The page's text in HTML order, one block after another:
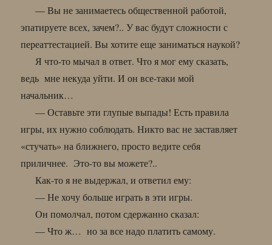
— Вы не занимаетесь общественной работой,
эпатируете всех, зачем?.. У вас будут сложности с
переаттестацией. Вы хотите еще заниматься наукой?
Я что-то мычал в ответ. Что я мог ему сказать,
ведь мне некуда уйти. И он все-таки мой
начальник…
— Оставьте эти глупые выпады! Есть правила
игры, их нужно соблюдать. Никто вас не заставляет
«стучать» на ближнего, просто ведите себя
приличнее. Это-то вы можете?..
Как-то я не выдержал, и ответил ему:
— Не хочу больше играть в эти игры.
Он помолчал, потом сдержанно сказал:
— Что ж… но за все надо платить самому.